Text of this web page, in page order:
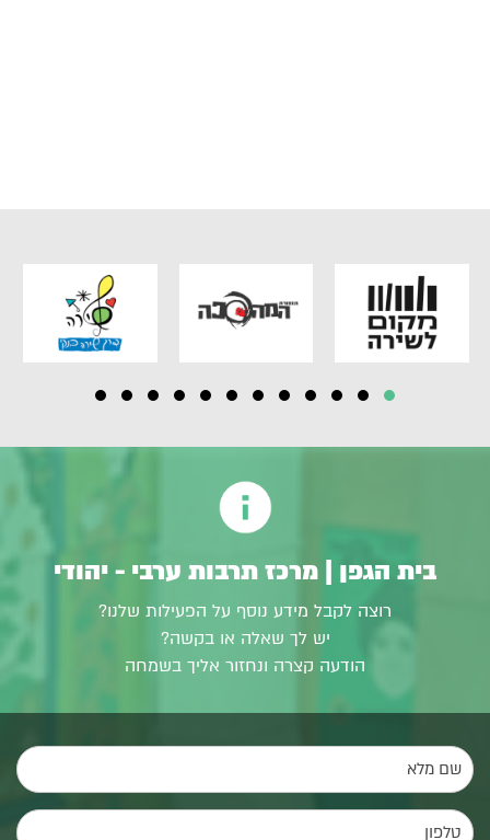
בית הגפן | מרכז תרבות ערבי - יהודי
רוצה לקבל מידע נוסף על הפעילות שלנו?
יש לך שאלה או בקשה?
הודעה קצרה ונחזור אליך בשמחה